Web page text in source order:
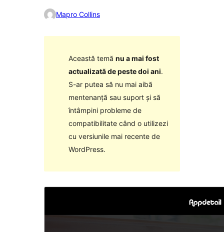
Mapro Collins
Această temă nu a mai fost
actualizată de peste doi ani.
S-ar putea să nu mai aibă
mentenanță sau suport și să
întâmpini probleme de
compatibilitate când o utilizezi
cu versiunile mai recente de
WordPress.